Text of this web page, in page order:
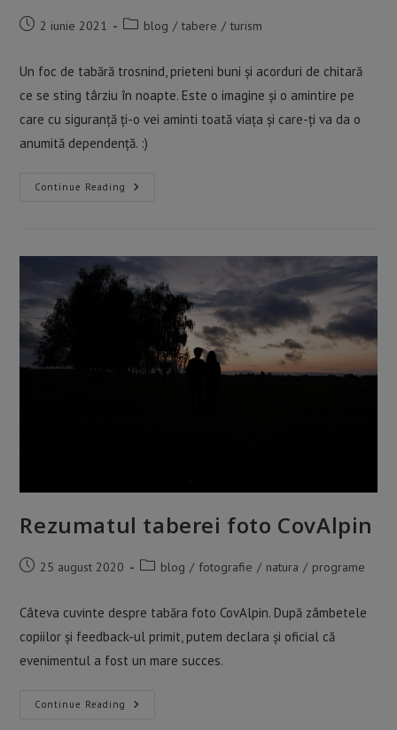
Post2 iunie 2021
Postblog / tabere / turism
Un foc de tabără trosnind, prieteni buni și acorduri de chitară
ce se sting târziu în noapte. Este o imagine și o amintire pe
care cu siguranță ți-o vei aminti toată viața și care-ți va da o
anumită dependență. :)
Continue Reading Tabăra
Rezumatul taberei foto CovAlpin
Post25 august 2020
Postblog / fotografie / natura / programe
Câteva cuvinte despre tabăra foto CovAlpin. După zâmbetele
copiilor și feedback-ul primit, putem declara și oficial că
evenimentul a fost un mare succes.
Continue Reading Rezumatul